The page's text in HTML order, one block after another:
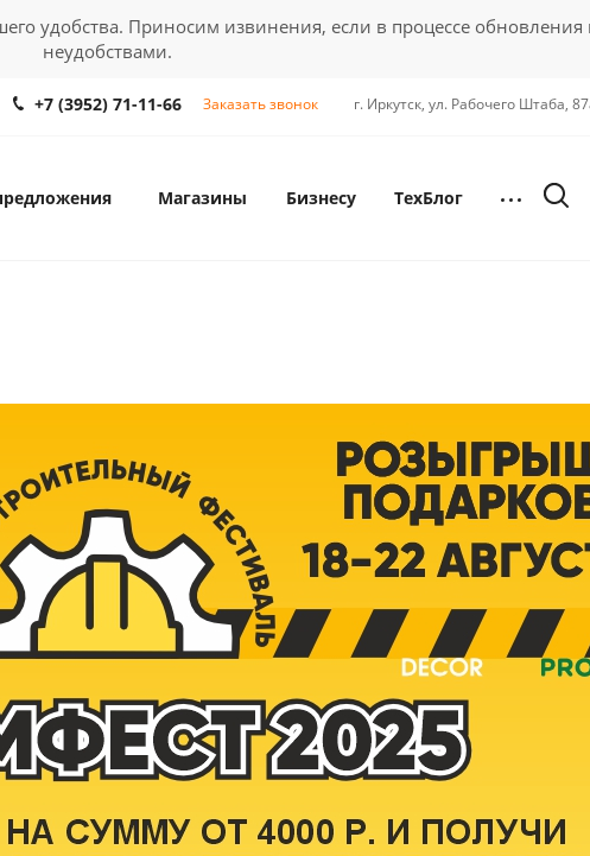
удобства. Приносим извинения, если в процессе
неудобствами.
г. Иркутск, ул. Рабочего Штаба,
+7 (3952) 71-11-66 Заказать звонок
Магазины Бизнесу ТехБлог